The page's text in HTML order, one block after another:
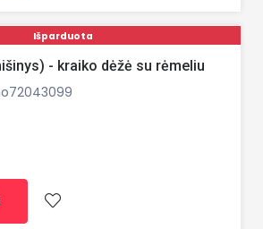
Išparduota
- kraiko dėžė su rėmeliu